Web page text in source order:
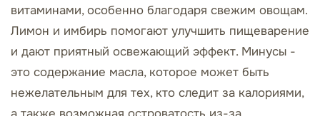
витаминами, особенно благодаря свежим овощам.
Лимон и имбирь помогают улучшить пищеварение
и дают приятный освежающий эффект. Минусы -
это содержание масла, которое может быть
нежелательным для тех, кто следит за калориями,